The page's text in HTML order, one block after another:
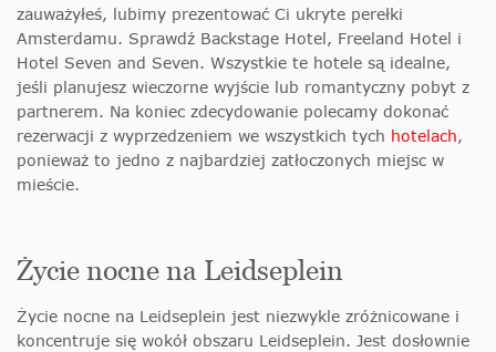
zauważyłeś, lubimy prezentować Ci ukryte perełki
Amsterdamu. Sprawdź Backstage Hotel, Freeland Hotel i
Hotel Seven and Seven. Wszystkie te hotele są idealne,
jeśli planujesz wieczorne wyjście lub romantyczny pobyt z
partnerem. Na koniec zdecydowanie polecamy dokonać
rezerwacji z wyprzedzeniem we wszystkich tych hotelach,
ponieważ to jedno z najbardziej zatłoczonych miejsc w
mieście.
Życie nocne na Leidseplein
Życie nocne na Leidseplein jest niezwykle zróżnicowane i
koncentruje się wokół obszaru Leidseplein. Jest dosłownie